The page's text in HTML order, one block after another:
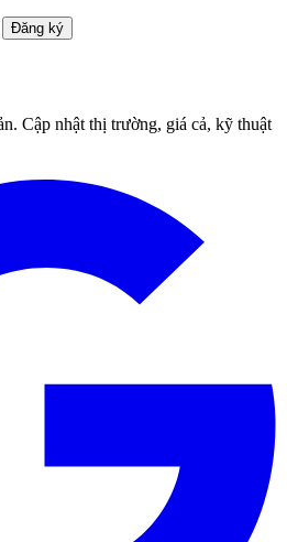
Đăng ký
Cập nhật thị trường, giá cả, kỹ thuật